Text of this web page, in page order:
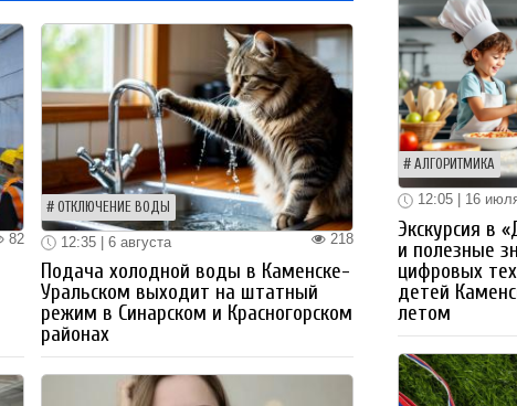
82
ОТКЛЮЧЕНИЕ ВОДЫ
218
12:35 | 6 августа
Подача холодной воды в Каменске-
Уральском выходит на штатный
режим в Синарском и Красногорском
районах
АЛГОРИТМИКА
12:05 | 16
Экскурсия в
и полезные
цифровых
детей
летом